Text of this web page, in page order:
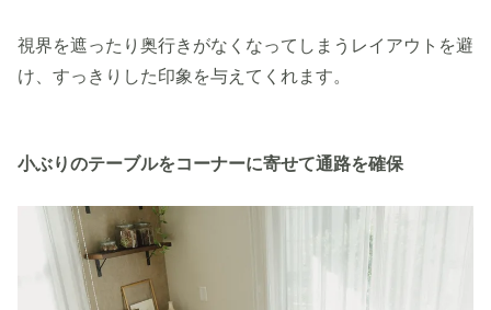
視界を遮ったり奥行きがなくなってしまうレイアウトを避
け、すっきりした印象を与えてくれます。
小ぶりのテーブルをコーナーに寄せて通路を確保